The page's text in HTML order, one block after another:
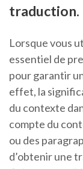
traduction.
Lorsque vous
essentiel de
pour garantir
effet, la
du contexte
compte du
ou des
d’obtenir une